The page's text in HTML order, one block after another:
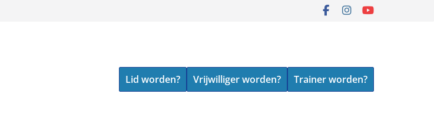
Lid worden? Vrijwilliger worden? Trainer worden?